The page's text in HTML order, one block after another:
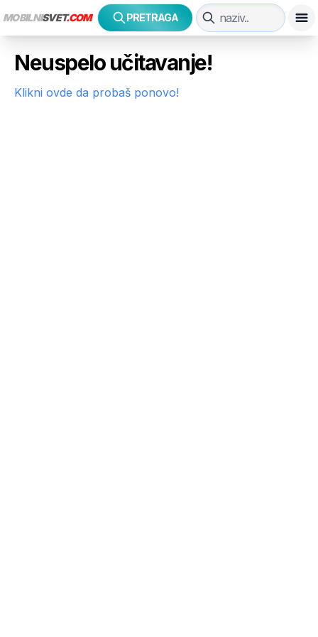
MOBILNISVET.COM PRETRAGA
Neuspelo učitavanje!
Klikni ovde da probaš ponovo!